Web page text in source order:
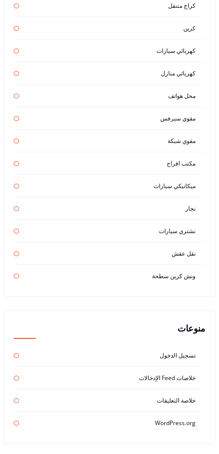
كراج متنقل
كرين
كهربائي سيارات
كهربائي منازل
محل هواتف
مقوي سيرفس
مقوي شبكة
مكتب افراح
ميكانيكي سيارات
نجار
نشتري سيارات
نقل عفش
ونش كرين سطحة
منوعات
تسجيل الدخول
خلاصات Feed الإدخالات
خلاصة التعليقات
WordPress.org